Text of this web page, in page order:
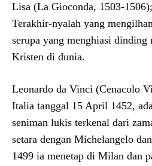
Lisa (La Gioconda, 1503-
Terakhir-nyalah yang
serupa yang menghiasi dinding
Kristen di dunia.
Leonardo da Vinci (Cenacolo
Italia tanggal 15 April 1452,
seniman lukis terkenal dari
setara dengan Michelangelo
1499 ia menetap di Milan dan